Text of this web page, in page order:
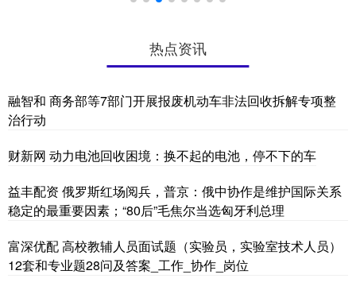
热点资讯
融智和 商务部等7部门开展报废机动车非法回收拆解专项整
治行动
财新网 动力电池回收困境：换不起的电池，停不下的车
益丰配资 俄罗斯红场阅兵，普京：俄中协作是维护国际关系
稳定的最重要因素；“80后”毛焦尔当选匈牙利总理
富深优配 高校教辅人员面试题（实验员，实验室技术人员）
12套和专业题28问及答案_工作_协作_岗位